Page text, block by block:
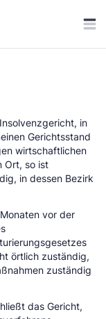
in
Gerichtsstand
wirtschaftlichen
Ort, so ist
in dessen Bezirk
vor der
örtlich zuständig,
zuständig
das Gericht,